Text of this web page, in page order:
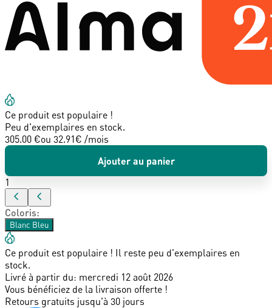
Ce produit est populaire !
Peu d'exemplaires en stock.
305.00 €ou 32.91€ /mois
Ajouter au panier
1
Coloris:
Blanc Bleu
Ce produit est populaire ! Il reste peu d'exemplaires en
stock.
Livré à partir du: mercredi 12 août 2026
Vous bénéficiez de la livraison offerte !
Retours gratuits jusqu'à 30 jours